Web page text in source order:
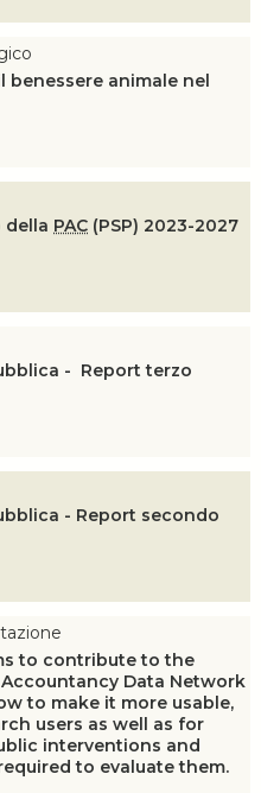
benessere animale nel
della PAC (PSP) 2023-2027
- Report terzo
- Report secondo
to contribute to the
Data Network
to make it more usable,
users as well as for
interventions and
to evaluate them.